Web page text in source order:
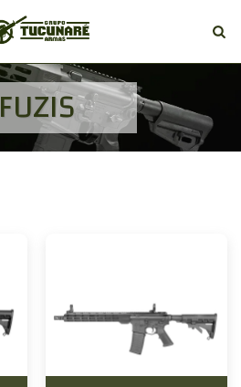
FUZIS